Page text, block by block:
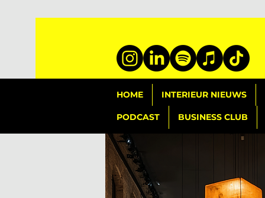
HOME INTERIEUR NIEUWS
PODCAST BUSINESS CLUB